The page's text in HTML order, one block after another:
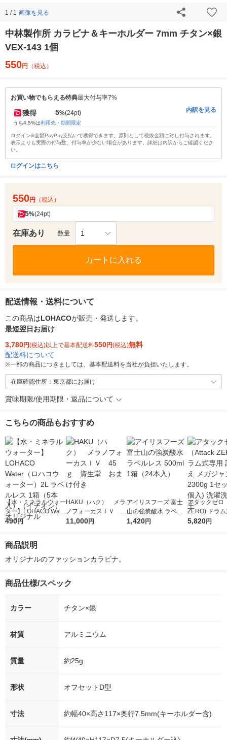
1 / 1 画像を見る
中林製作所 カラビナ＆キーホルダー 7mm チタン×銀
VEX-143 1個
550円 （税込）
お買い物でもらえる特典最大付与率7%
獲得 5%(24pt)
うち4.5%は利用先・期間限定
内訳を見る
ログイン&全額PayPay支払いで獲得できます。原則として税抜金額に対し付与されます。
表示よりも実際の付与数、付与率が少ない場合があります。詳細は内訳からご確認くださ
い。
ログインはこちら
550円 （税込）
5%(24pt)
在庫あり 数量 1
カートに入れる
配送情報・送料について
この商品はLOHACOが販売・発送します。
最短翌日お届け
3,780円(税込)以上で基本配送料550円(税込)無料
配送料について
※一部の商品につきましては、基本配送料を当社が負担いたします。
在庫確認住所：東京都にお届け
賞味期限/使用期限・返品について
こちらの商品もおすすめ
【水・ミネラルウォー
ター】LOHACO Wate
r（ロハコウォータ
シ） オリジナル
490円
HAKU（ハク） メラ
ノフォーカスＩＶ 4
5ｇ 資生堂 おまけ
11,000円
アイリスフーズ 富士
山の強炭酸水 ラベル
レス 500ml 1箱（24
1,420円
アタックゼロ
ZERO) ドラ
詰め替え メガ
5,820円
商品説明
オリジナルのファッションカラビナ。
商品仕様/スペック
カラー チタン×銀
材質 アルミニウム
質量 約25g
形状 オフセットD型
寸法 約幅40×高さ117×奥行7.5mm(キーホルダー含)